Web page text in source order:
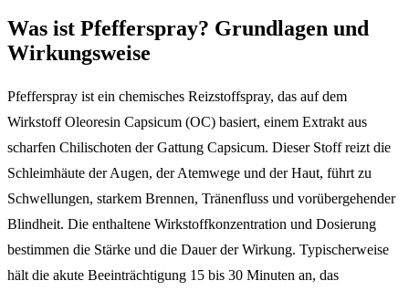
Was ist Pfefferspray? Grundlagen und
Wirkungsweise
Pfefferspray ist ein chemisches Reizstoffspray, das auf dem
Wirkstoff Oleoresin Capsicum (OC) basiert, einem Extrakt aus
scharfen Chilischoten der Gattung Capsicum. Dieser Stoff reizt die
Schleimhäute der Augen, der Atemwege und der Haut, führt zu
Schwellungen, starkem Brennen, Tränenfluss und vorübergehender
Blindheit. Die enthaltene Wirkstoffkonzentration und Dosierung
bestimmen die Stärke und die Dauer der Wirkung. Typischerweise
hält die akute Beeinträchtigung 15 bis 30 Minuten an, das